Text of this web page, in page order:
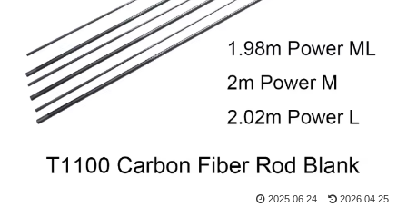
2025.06.24 2026.04.25